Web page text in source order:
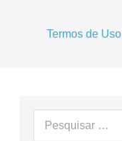
Termos de Uso
Procurar: